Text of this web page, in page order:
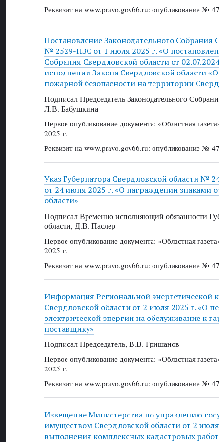
Реквизит на www.pravo.gov66.ru: опубликование №
Постановление Законодательного Собрания
№ 2529-ПЗС от 1 июля 2025 г. «О
Собрания Свердловской области от
исполнении Закона Свердловской области
пожарной безопасности на территории
Подписал Председатель Законодательного
Л.В. Бабушкина
Первое опубликование документа: «Областная
2025 г.
Реквизит на www.pravo.gov66.ru: опубликование №
Указ Губернатора Свердловской области №
от 24 июня 2025 г. «О награждении знаками
области»
Подписал Временно исполняющий обязанности
области, Д.В. Паслер
Первое опубликование документа: «Областная
2025 г.
Реквизит на www.pravo.gov66.ru: опубликование №
Информация Региональной энергетической
Свердловской области от 2 июля 2025 г. «О
электрической энергии на обслуживание к
поставщику»
Подписал Председатель, В.В. Гришанов
Первое опубликование документа: «Областная
2025 г.
Реквизит на www.pravo.gov66.ru: опубликование №
Извещение Министерства по управлению
имуществом Свердловской области от 2
выполнения комплексных кадастровых